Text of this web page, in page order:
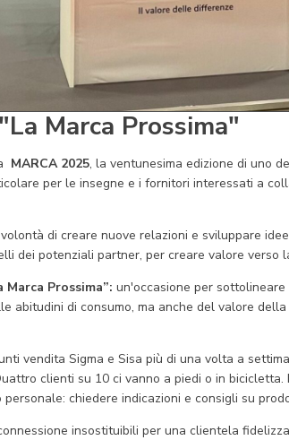
Marca Prossima"
MARCA 2025, la ventunesima edizione di uno
per le insegne e i fornitori interessati a
di creare nuove relazioni e sviluppare
dei potenziali partner, per creare valore verso
Marca Prossima”: un'occasione per sottolineare
abitudini di consumo, ma anche del valore
vendita Sigma e Sisa più di una volta a
clienti su 10 ci vanno a piedi o in
chiedere indicazioni e consigli su
insostituibili per una clientela